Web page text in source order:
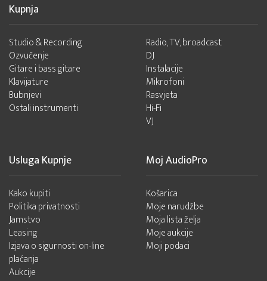
Kupnja
Studio & Recording
Ozvučenje
Gitare i bass gitare
Klavijature
Bubnjevi
Ostali instrumenti
Radio, TV, broadcast
DJ
Instalacije
Mikrofoni
Rasvjeta
Hi-Fi
VJ
Usluga Kupnje
Kako kupiti
Politika privatnosti
Jamstvo
Leasing
Izjava o sigurnosti on-line
plaćanja
Aukcije
Moj AudioPro
Košarica
Moje narudžbe
Moja lista želja
Moje aukcije
Moji podaci